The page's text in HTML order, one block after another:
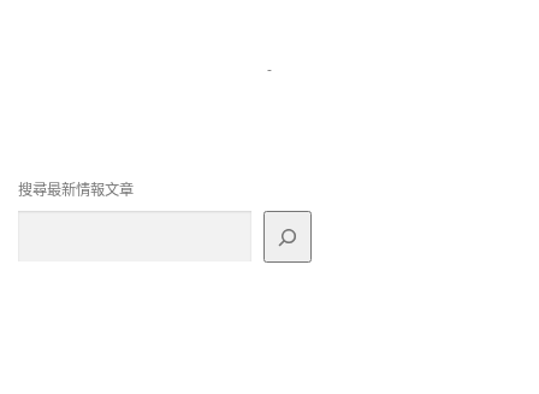
-
搜尋最新情報文章